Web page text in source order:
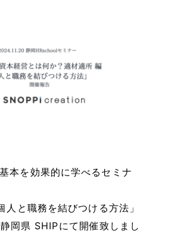
本を効果的に学べるセミナ
人と職務を結びつける方法」
岡県 SHIPにて開催致しまし